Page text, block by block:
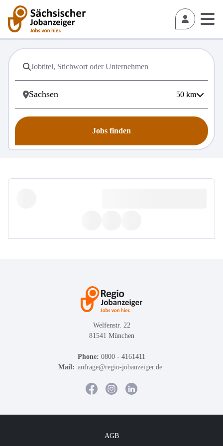
50 km
Jobs finden
Welfenstr. 22
81541 München
Phone: 0800 - 4161411
Mail: anfrage@regio-jobanzeiger.de
AGB